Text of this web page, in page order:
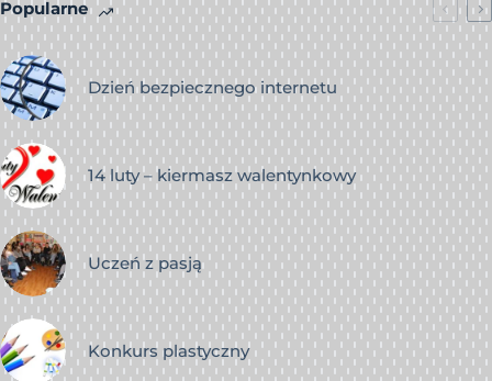
Popularne
Dzień bezpiecznego internetu
14 luty – kiermasz walentynkowy
Uczeń z pasją
Konkurs plastyczny